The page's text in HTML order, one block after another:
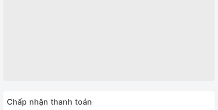
Chấp nhận thanh toán